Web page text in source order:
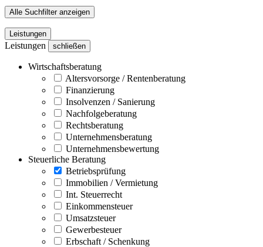
Alle Suchfilter anzeigen
Leistungen
Leistungen schließen
Wirtschaftsberatung
Altersvorsorge / Rentenberatung
Finanzierung
Insolvenzen / Sanierung
Nachfolgeberatung
Rechtsberatung
Unternehmensberatung
Unternehmensbewertung
Steuerliche Beratung
Betriebsprüfung
Immobilien / Vermietung
Int. Steuerrecht
Einkommensteuer
Umsatzsteuer
Gewerbesteuer
Erbschaft / Schenkung